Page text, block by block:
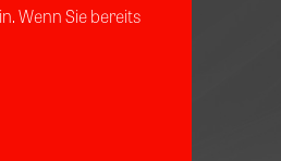
Wenn Sie bereits